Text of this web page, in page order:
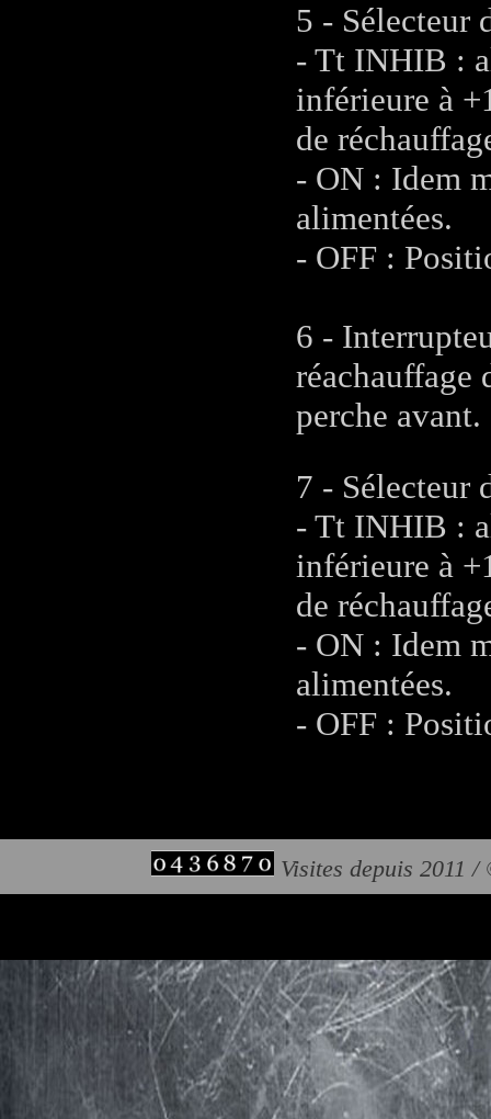
5 - Sélecteur
- Tt INHIB :
inférieure à
de
- ON : Idem
alimentées.
- OFF :
6 -
réachauffage
perche avant.
7 - Sélecteur
- Tt INHIB :
inférieure à
de
- ON : Idem
alimentées.
- OFF :
Visites depuis 2011